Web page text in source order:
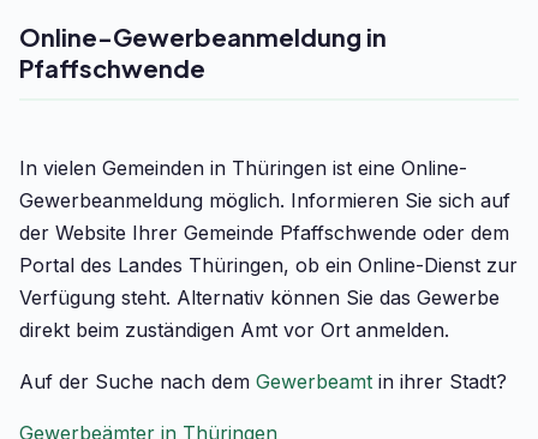
Online-Gewerbeanmeldung in
Pfaffschwende
In vielen Gemeinden in Thüringen ist eine Online-
Gewerbeanmeldung möglich. Informieren Sie sich auf
der Website Ihrer Gemeinde Pfaffschwende oder dem
Portal des Landes Thüringen, ob ein Online-Dienst zur
Verfügung steht. Alternativ können Sie das Gewerbe
direkt beim zuständigen Amt vor Ort anmelden.
Auf der Suche nach dem Gewerbeamt in ihrer Stadt?
Gewerbeämter in Thüringen